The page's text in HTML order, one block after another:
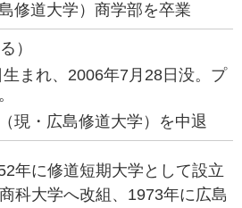
修道大学）商学部を卒業
）
まれ、2006年7月28日没。プ
現・広島修道大学）を中退
年に修道短期大学として設立
科大学へ改組、1973年に広島